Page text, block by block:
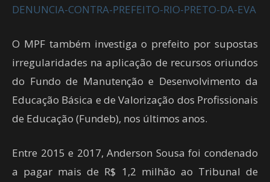
DENUNCIA-CONTRA-PREFEITO-RIO-PRETO-DA-EVA
O MPF também investiga o prefeito por supostas
irregularidades na aplicação de recursos oriundos
do Fundo de Manutenção e Desenvolvimento da
Educação Básica e de Valorização dos Profissionais
de Educação (Fundeb), nos últimos anos.
Entre 2015 e 2017, Anderson Sousa foi condenado
a pagar mais de R$ 1,2 milhão ao Tribunal de